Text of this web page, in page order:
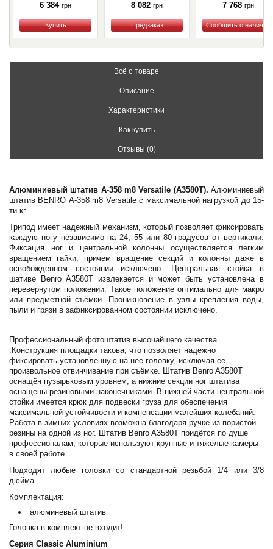
6 384 грн
Купить
8 082 грн
Купить
7 768 грн
Купить
Всё о товаре
Описание
Характеристики
Как купить
Отзывы (0)
Алюминиевый штатив А-358 m8 Versatile (A3580T). Алюминиевый
штатив BENRO А-358 m8 Versatile с максимальной нагрузкой до 15-
ти кг.
Трипод имеет надежный механизм, который позволяет фиксировать
каждую ногу независимо на 24, 55 или 80 градусов от вертикали.
Фиксация ног и центральной колонны осуществляется легким
вращением гайки, причем вращение секций и колонны даже в
освобожденном состоянии исключено. Центральная стойка в
шативе Benro A3580T извлекается и может быть установлена в
перевернутом положении. Такое положение оптимально для макро
или предметной съёмки. Проникновение в узлы крепления воды,
пыли и грязи в зафиксированном состоянии исключено.
Профессиональный фотоштатив высочайшего качества
.Конструкция площадки такова, что позволяет надежно
фиксировать установленную на нее головку, исключая ее
произвольное отвинчивание при съёмке. Штатив Benro A3580T
оснащён пузырьковым уровнем, а нижние секции ног штатива
оснащены резиновыми наконечниками. В нижней части центральной
стойки имеется крюк для подвески груза для обеспечения
максимальной устойчивости и компенсации малейших колебаний.
Работа в зимних условиях возможна благодаря ручке из пористой
резины на одной из ног. Штатив Benro A3580T придётся по душе
профессионалам, которые используют крупные и тяжёлые камеры
в своей работе.
Подходят любые головки со стандартной резьбой 1/4 или 3/8
дюйма.
Комплектация:
алюминевый штатив
Головка в комплект не входит!
Серия Classic Aluminium